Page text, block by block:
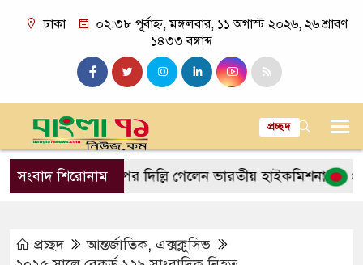
ঢাকা
০২:৩৮ পূর্বাহ্ন, মঙ্গলবার, ১১ অগাস্ট ২০২৬, ২৬ শ্রাবণ
১৪৩৩ বঙ্গাব্দ
প্রচ্ছদ
সংবাদ শিরোনাম
বৈঠকের পর দিল্লি গেলেন ভারতীয় হাইকমিশনার
প্রচ্ছদ আন্তর্জাতিক, এক্সক্লুসিভ